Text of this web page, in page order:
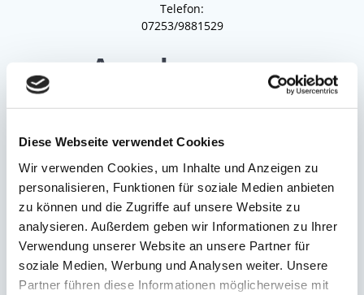
Diese Webseite verwendet Cookies
Wir verwenden Cookies, um Inhalte und Anzeigen zu
personalisieren, Funktionen für soziale Medien anbieten
zu können und die Zugriffe auf unsere Website zu
analysieren. Außerdem geben wir Informationen zu Ihrer
Verwendung unserer Website an unsere Partner für
soziale Medien, Werbung und Analysen weiter. Unsere
Partner führen diese Informationen möglicherweise mit
Telefon:
07253/9881529
Angaben zum
Unternehmen
Umsatzsteuer Identifikationsnummer (USt-ID):
DE352429049
Haftungs- und
Schutzrechtshinweise
Haftungsausschluss: Die Inhalte dieses Onlineangebotes